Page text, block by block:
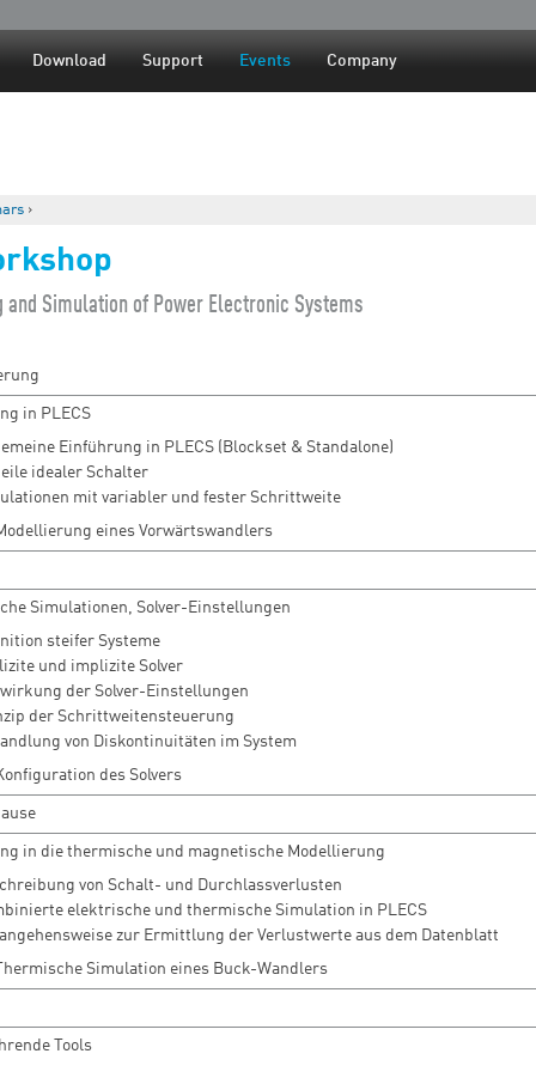
Download Support Events Company
›
and Simulation of Power Electronic Systems
in PLECS
Einführung in PLECS (Blockset & Standalone)
idealer Schalter
mit variabler und fester Schrittweite
eines Vorwärtswandlers
Simulationen, Solver-Einstellungen
steifer Systeme
und implizite Solver
der Solver-Einstellungen
der Schrittweitensteuerung
von Diskontinuitäten im System
des Solvers
in die thermische und magnetische Modellierung
von Schalt- und Durchlassverlusten
elektrische und thermische Simulation in PLECS
zur Ermittlung der Verlustwerte aus dem Datenblatt
Simulation eines Buck-Wandlers
Tools